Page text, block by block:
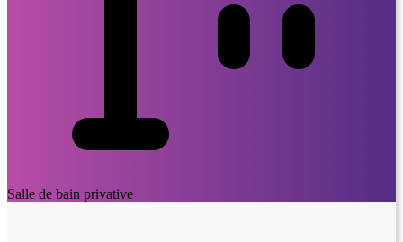
Salle de bain privative